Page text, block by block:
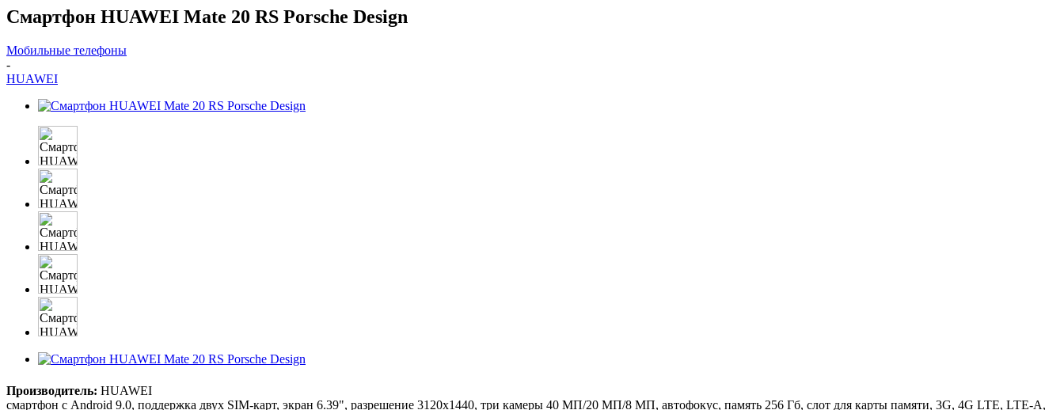
Смартфон HUAWEI Mate 20 RS Porsche Design
Мобильные телефоны
-
HUAWEI
Производитель: HUAWEI
смартфон с Android 9.0, поддержка двух SIM-карт, экран 6.39", разрешение 3120x1440, три камеры 40 МП/20 МП/8 МП, автофокус, память 256 Гб, слот для карты памяти, 3G, 4G LTE, LTE-A,